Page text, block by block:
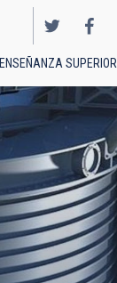
ENSEÑANZA SUPERIOR